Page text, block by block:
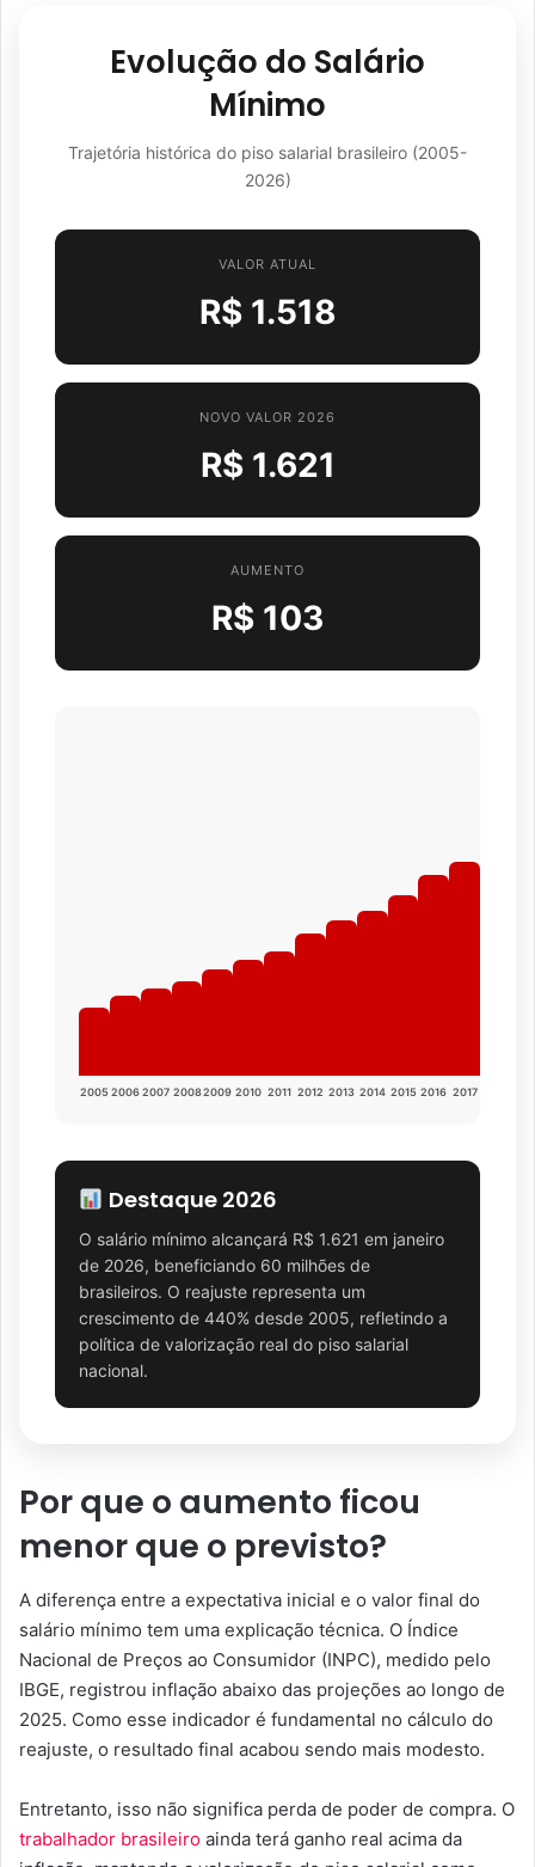
Evolução do Salário
Mínimo
Trajetória histórica do piso salarial brasileiro (2005-
2026)
VALOR ATUAL
R$ 1.518
NOVO VALOR 2026
R$ 1.621
AUMENTO
R$ 103
2005 2006 2007 20082009 2010 2011 2012 2013 2014 2015 2016 2017
Destaque 2026
O salário mínimo alcançará R$ 1.621 em janeiro
de 2026, beneficiando 60 milhões de
brasileiros. O reajuste representa um
crescimento de 440% desde 2005, refletindo a
política de valorização real do piso salarial
nacional.
Por que o aumento ficou
menor que o previsto?
A diferença entre a expectativa inicial e o valor final do
salário mínimo tem uma explicação técnica. O Índice
Nacional de Preços ao Consumidor (INPC), medido pelo
IBGE, registrou inflação abaixo das projeções ao longo de
2025. Como esse indicador é fundamental no cálculo do
reajuste, o resultado final acabou sendo mais modesto.
Entretanto, isso não significa perda de poder de compra. O
trabalhador brasileiro ainda terá ganho real acima da